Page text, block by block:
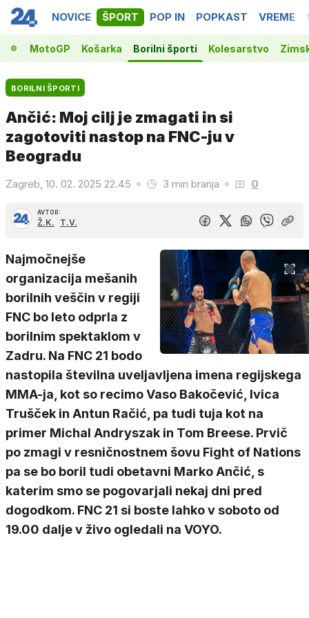
NOVICE ŠPORT POP IN POPKAST VREME
1 MotoGP Košarka Borilni športi Kolesarstvo
BORILNI ŠPORTI
Ančić: Moj cilj je zmagati in si
zagotoviti nastop na FNC-ju v
Beogradu
Zagreb, 10. 02. 2025 22.45 3 min branja 0
AVTOR:
Ž.K. T.V.
Najmočnejše
organizacija mešanih
borilnih veščin v regiji
FNC bo leto odprla z
borilnim spektaklom v
Zadru. Na FNC 21 bodo
nastopila številna uveljavljena imena regijskega
MMA-ja, kot so recimo Vaso Bakočević, Ivica
Trušček in Antun Račić, pa tudi tuja kot na
primer Michal Andryszak in Tom Breese. Prvič
po zmagi v resničnostnem šovu Fight of Nations
pa se bo boril tudi obetavni Marko Ančić, s
katerim smo se pogovarjali nekaj dni pred
dogodkom. FNC 21 si boste lahko v soboto od
19.00 dalje v živo ogledali na VOYO.